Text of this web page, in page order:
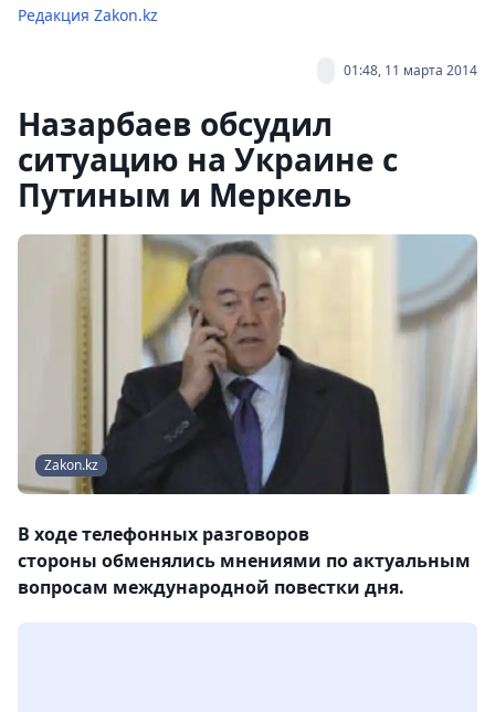
Редакция Zakon.kz
01:48, 11 марта 2014
Назарбаев обсудил
ситуацию на Украине с
Путиным и Меркель
Zakon.kz
В ходе телефонных разговоров
стороны обменялись мнениями по актуальным
вопросам международной повестки дня.